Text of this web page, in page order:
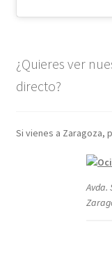
¿Quieres ver
directo?
Si vienes a Zaragoza,
Avda.